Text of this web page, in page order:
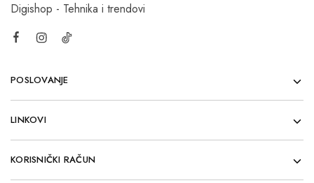
Digishop - Tehnika i trendovi
POSLOVANJE
LINKOVI
KORISNIČKI RAČUN